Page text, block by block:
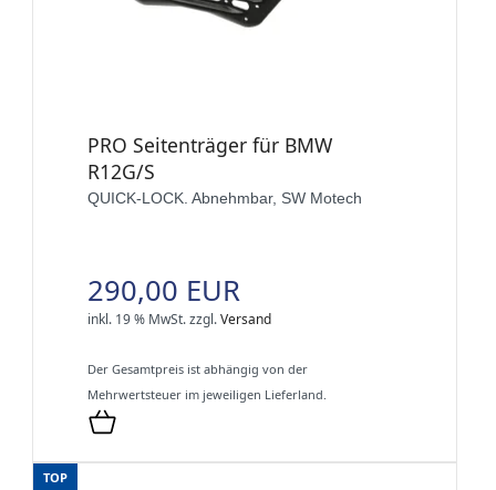
PRO Seitenträger für BMW
R12G/S
QUICK-LOCK. Abnehmbar, SW Motech
290,00 EUR
inkl. 19 % MwSt.zzgl.Versand
Der Gesamtpreis ist abhängig von der
Mehrwertsteuer im jeweiligen Lieferland.
TOP